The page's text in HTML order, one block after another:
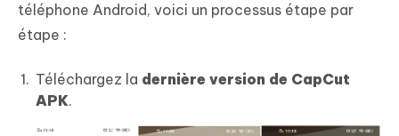
téléphone Android, voici un processus étape par
étape :
Téléchargez la dernière version de CapCut
APK.